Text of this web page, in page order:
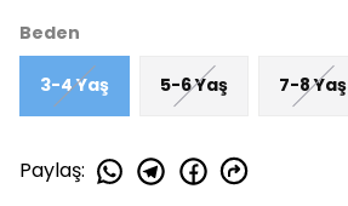
Beden
3-4 Yaş 5-6 Yaş 7-8 Yaş
Paylaş: